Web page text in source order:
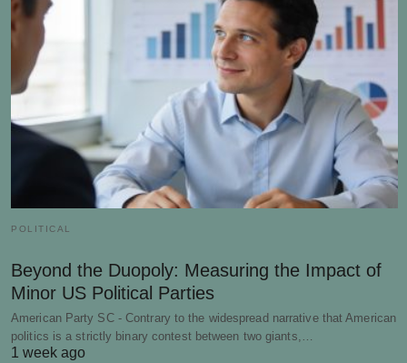
POLITICAL
Beyond the Duopoly: Measuring the Impact of
Minor US Political Parties
American Party SC - Contrary to the widespread narrative that American
politics is a strictly binary contest between two giants,…
1 week ago